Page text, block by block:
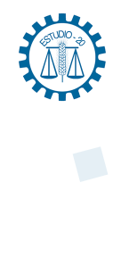
Saltar
contenido